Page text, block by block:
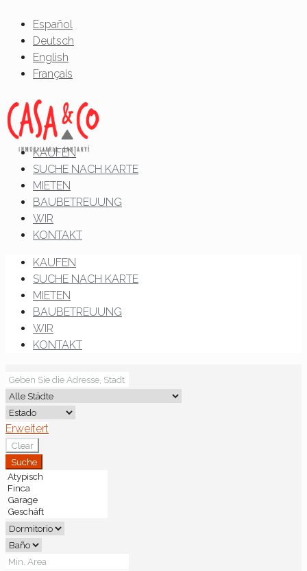
Español
Deutsch
English
Français
KAUFEN
SUCHE NACH KARTE
MIETEN
BAUBETREUUNG
WIR
KONTAKT
KAUFEN
SUCHE NACH KARTE
MIETEN
BAUBETREUUNG
WIR
KONTAKT
Erweitert
Clear
Suche